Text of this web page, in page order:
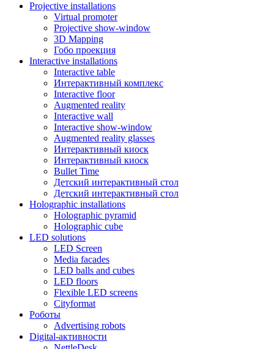
Projective installations
Virtual promoter
Projective show-window
3D Mapping
Гобо проекция
Interactive installations
Interactive table
Интерактивный комплекс
Interactive floor
Augmented reality
Interactive wall
Interactive show-window
Augmented reality glasses
Интерактивный киоск
Интерактивный киоск
Bullet Time
Детский интерактивный стол
Детский интерактивный стол
Holographic installations
Holographic pyramid
Holographic cube
LED solutions
LED Screen
Media facades
LED balls and cubes
LED floors
Flexible LED screens
Cityformat
Роботы
Advertising robots
Digital-активности